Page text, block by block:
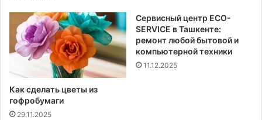
Как сделать цветы из
гофробумаги
29.11.2025
Сервисный центр ECO-
SERVICE в Ташкенте:
ремонт любой бытовой и
компьютерной техники
11.12.2025